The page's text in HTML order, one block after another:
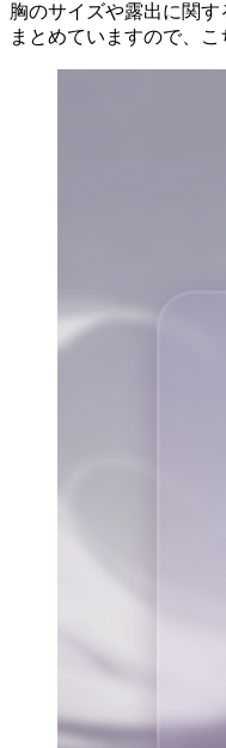
胸のサイズや露出に関
まとめていますので、こ